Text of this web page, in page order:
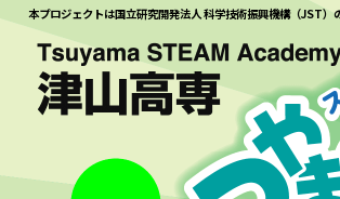
本プロジェクトは国立研究開発法人 科学技術振興機構（JST